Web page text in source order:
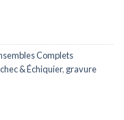
Complets
& Échiquier, gravure